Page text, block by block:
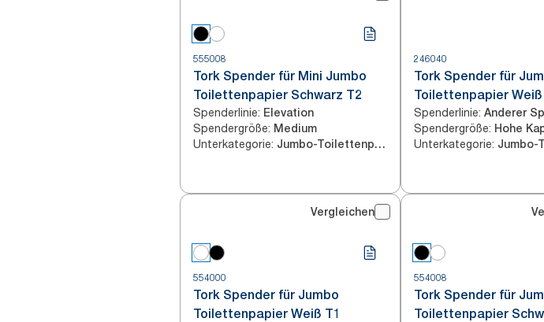
555008
Tork Spender für Mini Jumbo
Toilettenpapier Schwarz T2
Spenderlinie: Elevation
Spendergröße: Medium
Unterkategorie: Jumbo-Toilettenpapier
246040
Tork Spender für
Toilettenpapier Weiß
Spenderlinie: Anderer
Spendergröße: Hohe
Unterkategorie:
Vergleichen
554000
Tork Spender für Jumbo
Toilettenpapier Weiß T1
554008
Tork Spender für
Toilettenpapier